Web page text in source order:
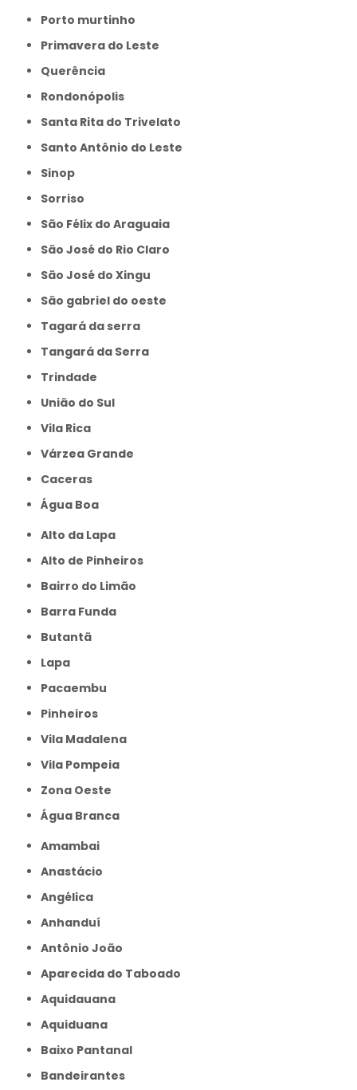
Porto murtinho
Primavera do Leste
Querência
Rondonópolis
Santa Rita do Trivelato
Santo Antônio do Leste
Sinop
Sorriso
São Félix do Araguaia
São José do Rio Claro
São José do Xingu
São gabriel do oeste
Tagará da serra
Tangará da Serra
Trindade
União do Sul
Vila Rica
Várzea Grande
caceras
Água Boa
Alto da Lapa
Alto de Pinheiros
Bairro do Limão
Barra Funda
Butantã
Lapa
Pacaembu
Pinheiros
Vila Madalena
Vila Pompeia
Zona Oeste
Água Branca
Amambai
Anastácio
Angélica
Anhanduí
Antônio João
Aparecida do Taboado
Aquidauana
Aquiduana
Baixo Pantanal
Bandeirantes